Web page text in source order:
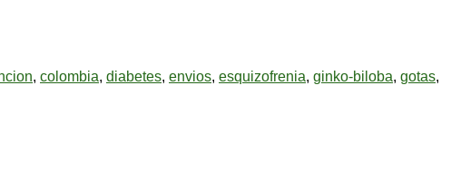
, colombia, diabetes, envios, esquizofrenia, ginko-biloba, gotas,